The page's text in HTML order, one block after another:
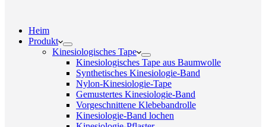
Heim
Produkt
Kinesiologisches Tape
Kinesiologisches Tape aus Baumwolle
Synthetisches Kinesiologie-Band
Nylon-Kinesiologie-Tape
Gemustertes Kinesiologie-Band
Vorgeschnittene Klebebandrolle
Kinesiologie-Band lochen